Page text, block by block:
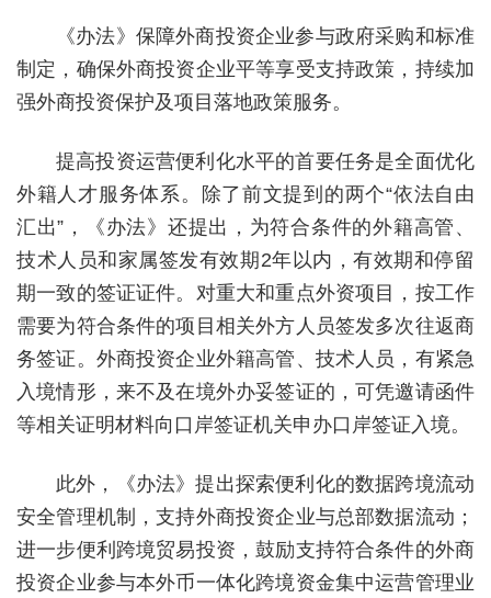
《办法》保障外商投资企业参与政府采购和标准
制定，确保外商投资企业平等享受支持政策，持续加
强外商投资保护及项目落地政策服务。
提高投资运营便利化水平的首要任务是全面优化
外籍人才服务体系。除了前文提到的两个“依法自由
汇出”，《办法》还提出，为符合条件的外籍高管、
技术人员和家属签发有效期2年以内，有效期和停留
期一致的签证证件。对重大和重点外资项目，按工作
需要为符合条件的项目相关外方人员签发多次往返商
务签证。外商投资企业外籍高管、技术人员，有紧急
入境情形，来不及在境外办妥签证的，可凭邀请函件
等相关证明材料向口岸签证机关申办口岸签证入境。
此外，《办法》提出探索便利化的数据跨境流动
安全管理机制，支持外商投资企业与总部数据流动；
进一步便利跨境贸易投资，鼓励支持符合条件的外商
投资企业参与本外币一体化跨境资金集中运营管理业